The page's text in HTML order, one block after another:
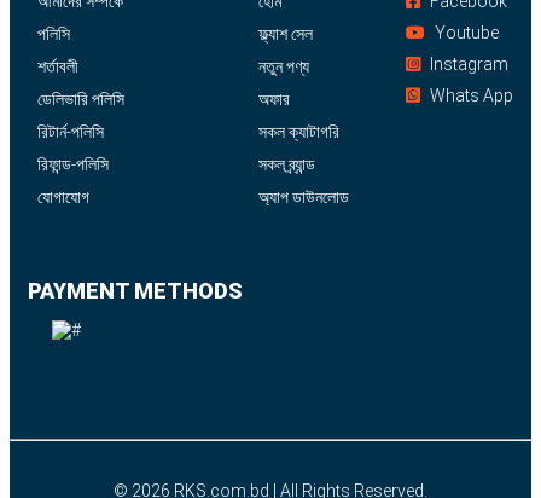
পলিসি
শর্তাবলী
ডেলিভারি পলিসি
রিটার্ন-পলিসি
রিফান্ড-পলিসি
যোগাযোগ
ফ্ল্যাশ সেল
নতুন পণ্য
অফার
সকল ক্যাটাগরি
সকল ব্র্যান্ড
অ্যাপ ডাউনলোড
Youtube
Instagram
Whats App
PAYMENT METHODS
© 2026 RKS.com.bd | All Rights Reserved.